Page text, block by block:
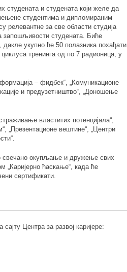
и студената који желе да
студентима и дипломираним
релевантне за све области студија
запошљивости студената. Биће
дакле укупно ће 50 полазника похађати
тренинга од по 7 радионица, у
– фидбек“, „Комуникационе
и предузетништво“, „Доношење
властитих потенцијала“,
„Презентационе вештине“, „Центри
свечано окупљање и дружење свих
„Каријерно ћаскање“, када ће
сертификати.
Центра за развој каријере: